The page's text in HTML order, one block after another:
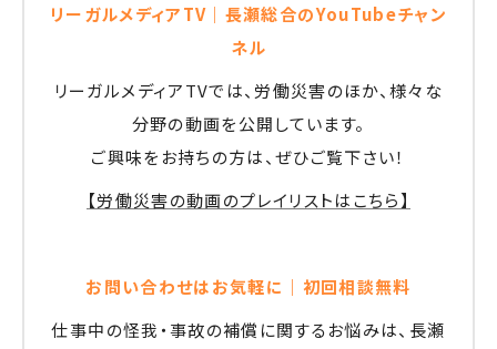
リーガルメディアTV｜長瀬総合のYouTubeチャン
ネル
リーガルメディアTVでは、労働災害のほか、様々な
分野の動画を公開しています。
ご興味をお持ちの方は、ぜひご覧下さい！
【労働災害の動画のプレイリストはこちら】
お問い合わせはお気軽に｜初回相談無料
仕事中の怪我・事故の補償に関するお悩みは、長瀬